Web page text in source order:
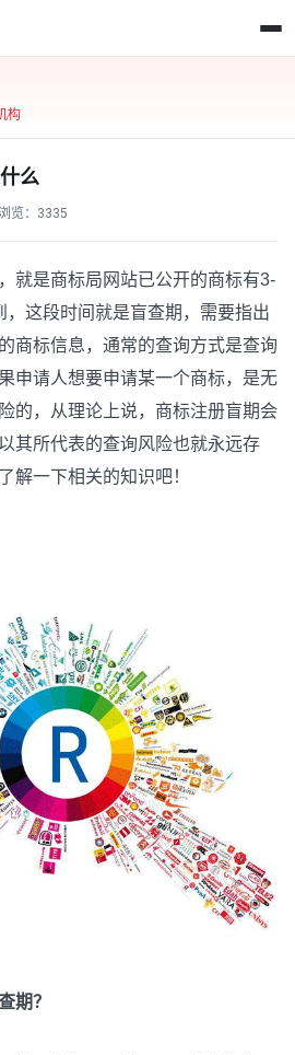
构
么
览： 3335
就是商标局网站已公开的商标有3-
这段时间就是盲查期，需要指出
商标信息，通常的查询方式是查询
申请人想要申请某一个商标，是无
的，从理论上说，商标注册盲期会
其所代表的查询风险也就永远存
解一下相关的知识吧！
期？